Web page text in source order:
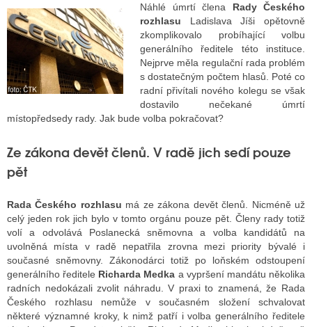
RÁDIÍ
RÁDIÍ
VYSÍLAČE
TELEVIZE
VYSÍLAČE
INTERNET
RÁDIA
STRÁNKY RÁDIÍ
STRÁNKY TV
Náhlé úmrtí člena Rady Českého
rozhlasu Ladislava Jíši opětovně
zkomplikovalo probíhající volbu
generálního ředitele této instituce.
Nejprve měla regulační rada problém
s dostatečným počtem hlasů. Poté co
radní přivítali nového kolegu se však
dostavilo nečekané úmrtí
místopředsedy rady. Jak bude volba pokračovat?
Ze zákona devět členů. V radě jich sedí pouze
pět
Rada Českého rozhlasu má ze zákona devět členů. Nicméně už
celý jeden rok jich bylo v tomto orgánu pouze pět. Členy rady totiž
volí a odvolává Poslanecká sněmovna a volba kandidátů na
uvolněná místa v radě nepatřila zrovna mezi priority bývalé i
současné sněmovny. Zákonodárci totiž po loňském odstoupení
generálního ředitele Richarda Medka a vypršení mandátu několika
radních nedokázali zvolit náhradu. V praxi to znamená, že Rada
Českého rozhlasu nemůže v současném složení schvalovat
některé významné kroky, k nimž patří i volba generálního ředitele